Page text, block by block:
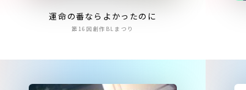
運命の番ならよかったのに
第16回創作BLまつり